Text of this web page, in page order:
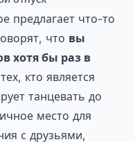
предлагает что-то
что вы
хотя бы раз в
кто является
танцевать до
место для
с друзьями,